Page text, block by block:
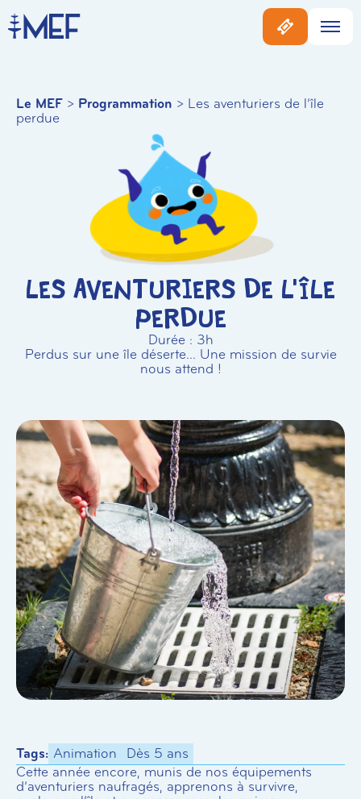
Le MEF > Programmation > Les aventuriers de l’île
perdue
Les aventuriers de l’île
perdue
Durée : 3h
Perdus sur une île déserte... Une mission de survie
nous attend !
Tags: Animation
Dès 5 ans
Cette année encore, munis de nos équipements
d’aventuriers naufragés, apprenons à survivre,